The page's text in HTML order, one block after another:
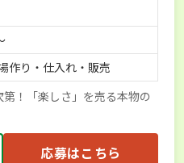
作り・仕入れ・販売
！「楽しさ」を売る本物の
応募はこちら